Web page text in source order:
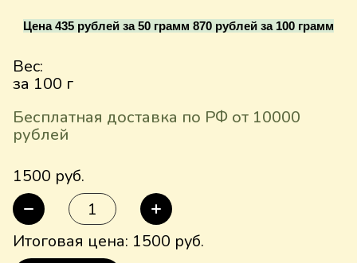
Цена 435 рублей за 50 грамм 870 рублей за 100 грамм
Вес:
за 100 г
Бесплатная доставка по РФ от 10000
рублей
1500 руб.
Итоговая цена: 1500 руб.